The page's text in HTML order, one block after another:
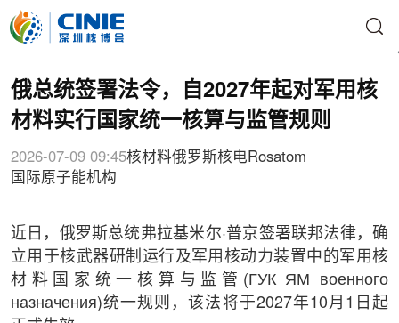
俄总统签署法令，自2027年起对军用核
材料实行国家统一核算与监管规则
2026-07-09 09:45核材料俄罗斯核电 Rosatom
国际原子能机构
近日，俄罗斯总统弗拉基米尔·普京签署联邦法律，确
立用于核武器研制运行及军用核动力装置中的军用核
材料国家统一核算与监管(ГУК ЯМ военного
назначения)统一规则，该法将于2027年10月1日起